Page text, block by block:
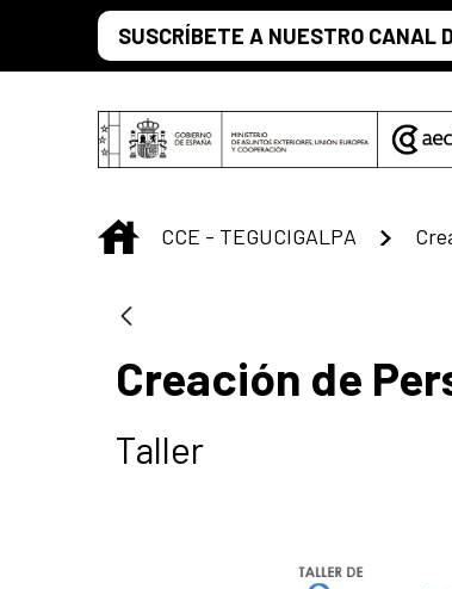
Saltar al contenido principal
SUSCRÍBETE A NUESTRO CANAL
INICIO
CCE - TEGUCIGALPA
Creación de
Taller